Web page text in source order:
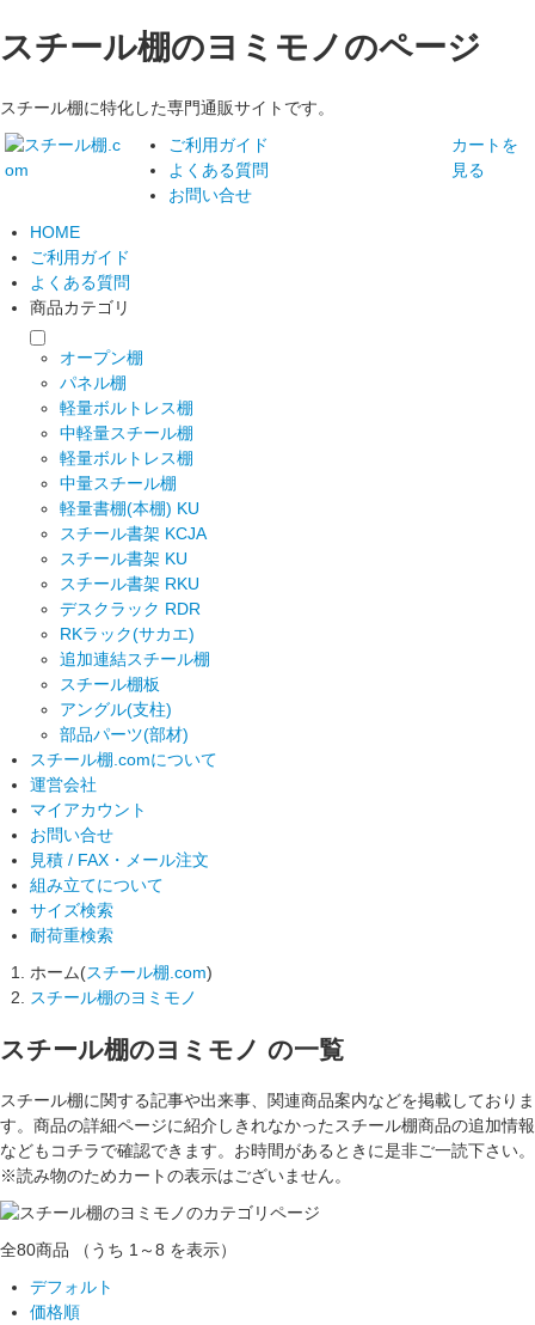
スチール棚のヨミモノのページ
スチール棚に特化した専門通販サイトです。
ご利用ガイド
よくある質問
お問い合せ
カートを
見る
HOME
ご利用ガイド
よくある質問
商品カテゴリ
オープン棚
パネル棚
軽量ボルトレス棚
中軽量スチール棚
軽量ボルトレス棚
中量スチール棚
軽量書棚(本棚) KU
スチール書架 KCJA
スチール書架 KU
スチール書架 RKU
デスクラック RDR
RKラック(サカエ)
追加連結スチール棚
スチール棚板
アングル(支柱)
部品パーツ(部材)
スチール棚.comについて
運営会社
マイアカウント
お問い合せ
見積 / FAX・メール注文
組み立てについて
サイズ検索
耐荷重検索
ホーム(スチール棚.com)
スチール棚のヨミモノ
スチール棚のヨミモノ の一覧
スチール棚に関する記事や出来事、関連商品案内などを掲載しておりま
す。商品の詳細ページに紹介しきれなかったスチール棚商品の追加情報
などもコチラで確認できます。お時間があるときに是非ご一読下さい。
※読み物のためカートの表示はございません。
全80商品 （うち 1～8 を表示）
デフォルト
価格順